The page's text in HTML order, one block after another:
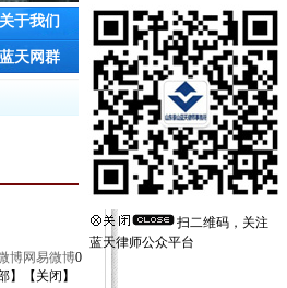
关于我们
蓝天网群
博网易微博0
】【 关闭 】
扫二维码，关注
蓝天律师公众平台